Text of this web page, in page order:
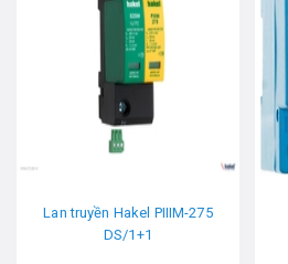
Lan truyền Hakel PIIIM-275
DS/1+1